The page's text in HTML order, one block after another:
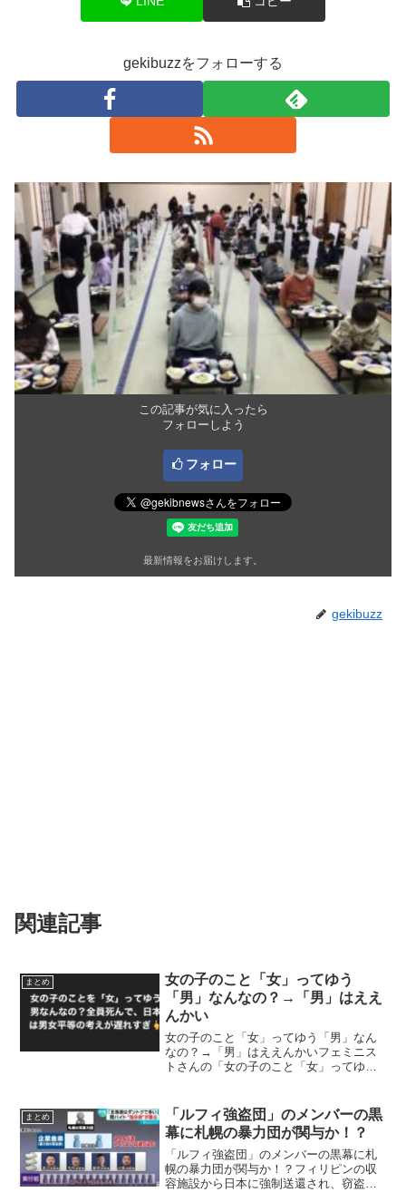
gekibuzzをフォローする
この記事が気に入ったら
フォローしよう
フォロー
最新情報をお届けします。
gekibuzz
関連記事
まとめ
女の子のこと「女」ってゆう
「男」なんなの？→「男」はええ
んかい
女の子のこと「女」ってゆう「男」なん
なの？→「男」はええんかいフェミニス
トさんの「女の子のこと「女」ってゆう
います。「男」はええんかい
pic.twitter.com/...
まとめ
「ルフィ強盗団」のメンバーの黒
幕に札幌の暴力団が関与か！？
「ルフィ強盗団」のメンバーの黒幕に札
幌の暴力団が関与か！？フィリピンの収
容施設から日本に強制送還され、窃盗の